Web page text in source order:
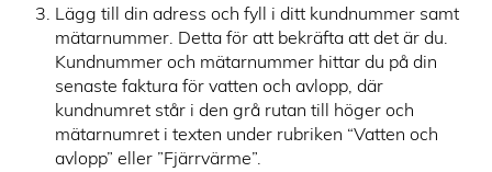
Lägg till din adress och fyll i ditt kundnummer samt
mätarnummer. Detta för att bekräfta att det är du.
Kundnummer och mätarnummer hittar du på din
senaste faktura för vatten och avlopp, där
kundnumret står i den grå rutan till höger och
mätarnumret i texten under rubriken “Vatten och
avlopp” eller ”Fjärrvärme”.